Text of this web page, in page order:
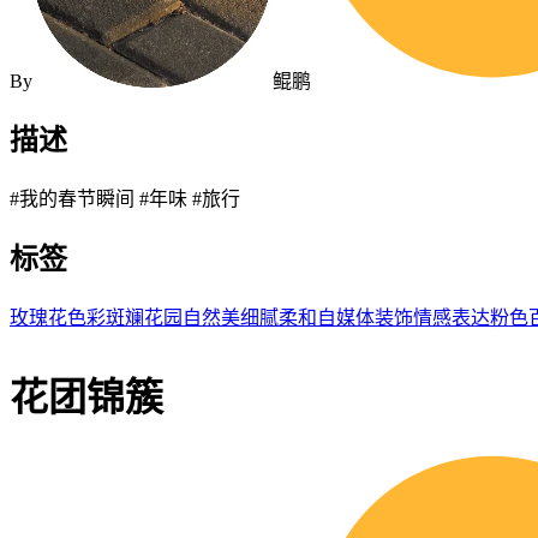
By 鲲鹏
描述
#我的春节瞬间 #年味 #旅行
标签
玫瑰花色彩斑斓花园 自然美细腻柔和 自媒体装饰情感表达粉色
花团锦簇